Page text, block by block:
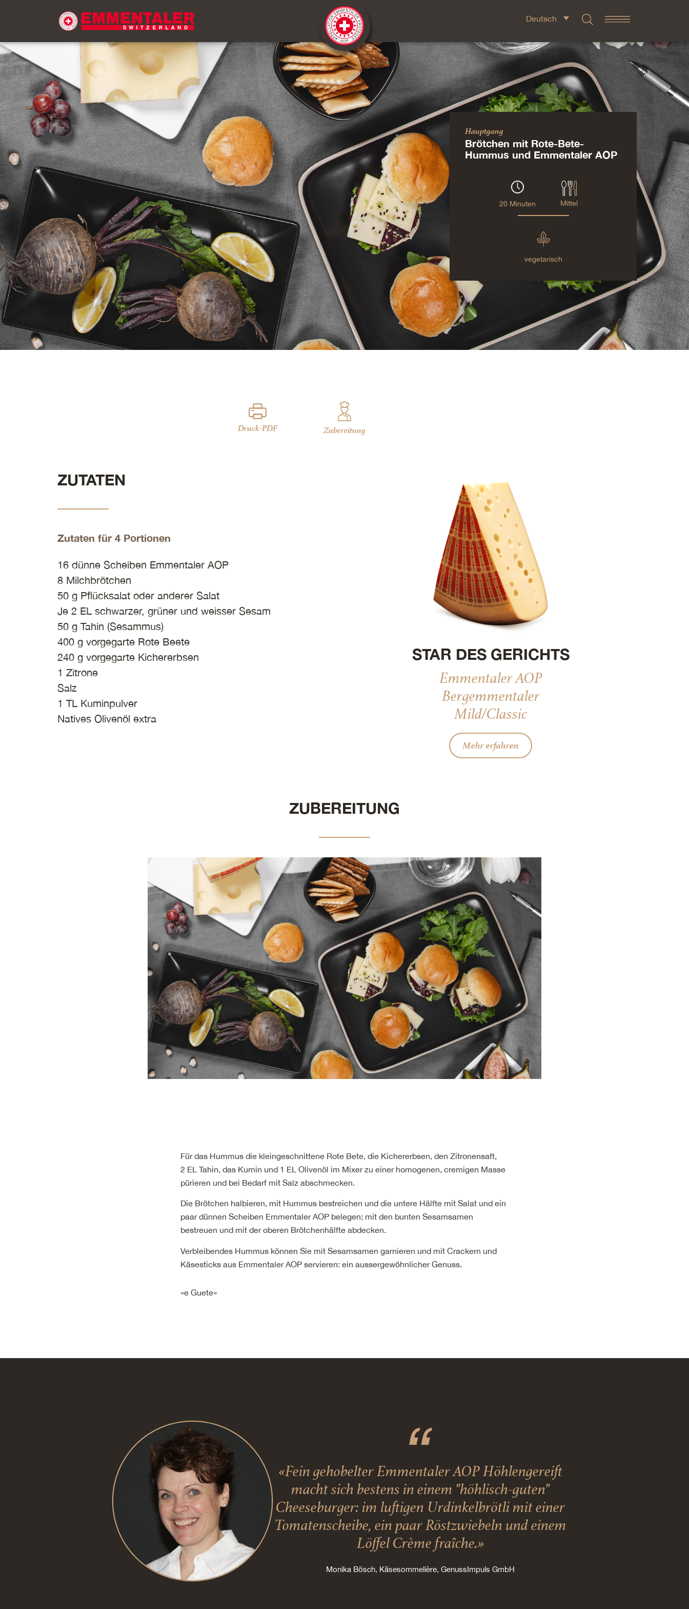
Deutsch
Hauptgang
Brötchen mit Rote-Bete-
Hummus und Emmentaler AOP
20 Minuten Mittel
vegetarisch
Druck-PDF Zubereitung
ZUTATEN
Zutaten für 4 Portionen
16 dünne Scheiben Emmentaler AOP
8 Milchbrötchen
50 g Pflücksalat oder anderer Salat
Je 2 EL schwarzer, grüner und weisser Sesam
50 g Tahin (Sesammus)
400 g vorgegarte Rote Beete
240 g vorgegarte Kichererbsen
1 Zitrone
Salz
1 TL Kuminpulver
Natives Olivenöl extra
STAR DES GERICHTS
Emmentaler AOP
Bergemmentaler
Mild/Classic
Mehr erfahren
ZUBEREITUNG
Für das Hummus die kleingeschnittene Rote Bete, die Kichererbsen, den Zitronensaft,
2 EL Tahin, das Kumin und 1 EL Olivenöl im Mixer zu einer homogenen, cremigen Masse
pürieren und bei Bedarf mit Salz abschmecken.
Die Brötchen halbieren, mit Hummus bestreichen und die untere Hälfte mit Salat und ein
paar dünnen Scheiben Emmentaler AOP belegen; mit den bunten Sesamsamen
bestreuen und mit der oberen Brötchenhälfte abdecken.
Verbleibendes Hummus können Sie mit Sesamsamen garnieren und mit Crackern und
Käsesticks aus Emmentaler AOP servieren: ein aussergewöhnlicher Genuss.
«e Guete»
«Fein gehobelter Emmentaler AOP Höhlengereift
macht sich bestens in einem "höhlisch-guten"
Cheeseburger: im luftigen Urdinkelbrötli mit einer
Tomatenscheibe, ein paar Röstzwiebeln und einem
Löffel Crème fraîche.»
Monika Bösch, Käsesommelière, GenussImpuls GmbH